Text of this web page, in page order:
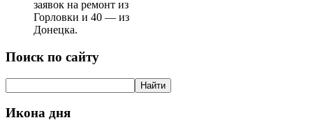
заявок на ремонт из
Горловки и 40 — из
Донецка.
Поиск по сайту
Икона дня